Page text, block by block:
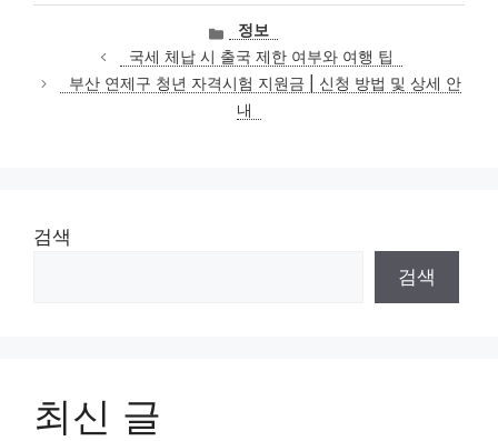
카
테
고
리
정보
국세 체납 시 출국 제한 여부와 여행 팁
부산 연제구 청년 자격시험 지원금 | 신청 방법 및 상세 안
내
검색
검색
최신 글